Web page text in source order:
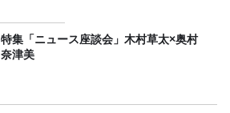
特集「ニュース座談会」木村草太×奥村
奈津美